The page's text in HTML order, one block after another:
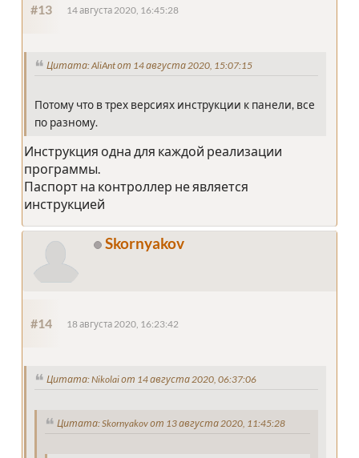
#13 14 августа 2020, 16:45:28
Цитата: AliAnt от 14 августа 2020, 15:07:15
Потому что в трех версиях инструкции к панели, все
по разному.
Инструкция одна для каждой реализации
программы.
Паспорт на контроллер не является
инструкцией
Skornyakov
#14 18 августа 2020, 16:23:42
Цитата: Nikolai от 14 августа 2020, 06:37:06
Цитата: Skornyakov от 13 августа 2020, 11:45:28